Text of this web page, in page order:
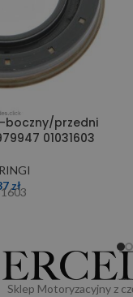
boczny/przedni
01031603
zł
Sklep Motoryzacyjny z